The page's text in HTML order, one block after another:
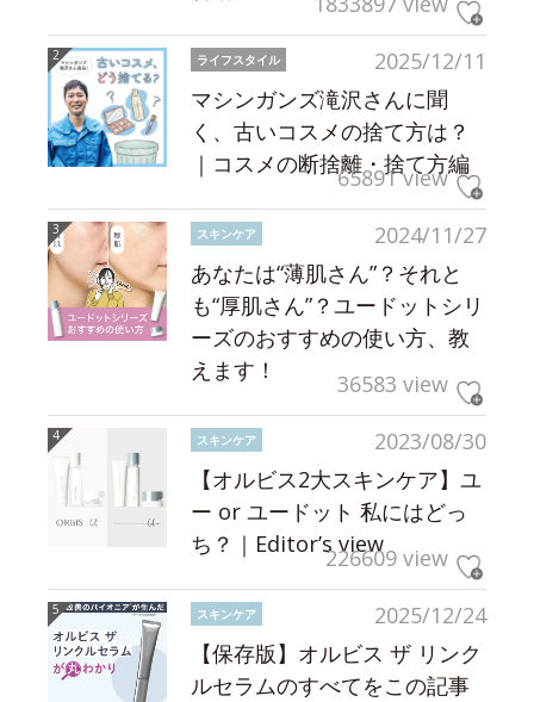
2025/12/11
ライフスタイル
マシンガンズ滝沢さんに聞
く、古いコスメの捨て方は？
｜コスメの断捨離・捨て方編
65891 view
2024/11/27
スキンケア
あなたは“薄肌さん”？それと
も“厚肌さん”？ユードットシリ
ーズのおすすめの使い方、教
えます！
36583 view
2023/08/30
スキンケア
【オルビス2大スキンケア】ユ
ー or ユードット 私にはどっ
ち？｜Editor’s view226609 view
2025/12/24
スキンケア
【保存版】オルビス ザ リンク
ルセラムのすべてをこの記事